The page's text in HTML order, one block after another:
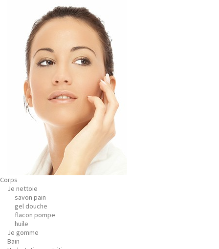
Corps
Je nettoie
savon pain
gel douche
flacon pompe
huile
Je gomme
Bain